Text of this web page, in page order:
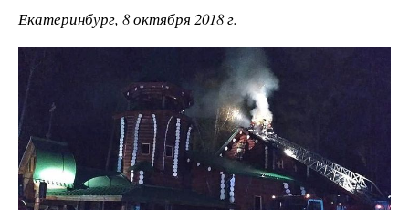
Екатеринбург, 8 октября 2018 г.